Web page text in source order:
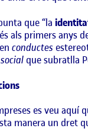
que “la
és als primers anys
conductes
que subratlla
es veu aquí
manera un dret